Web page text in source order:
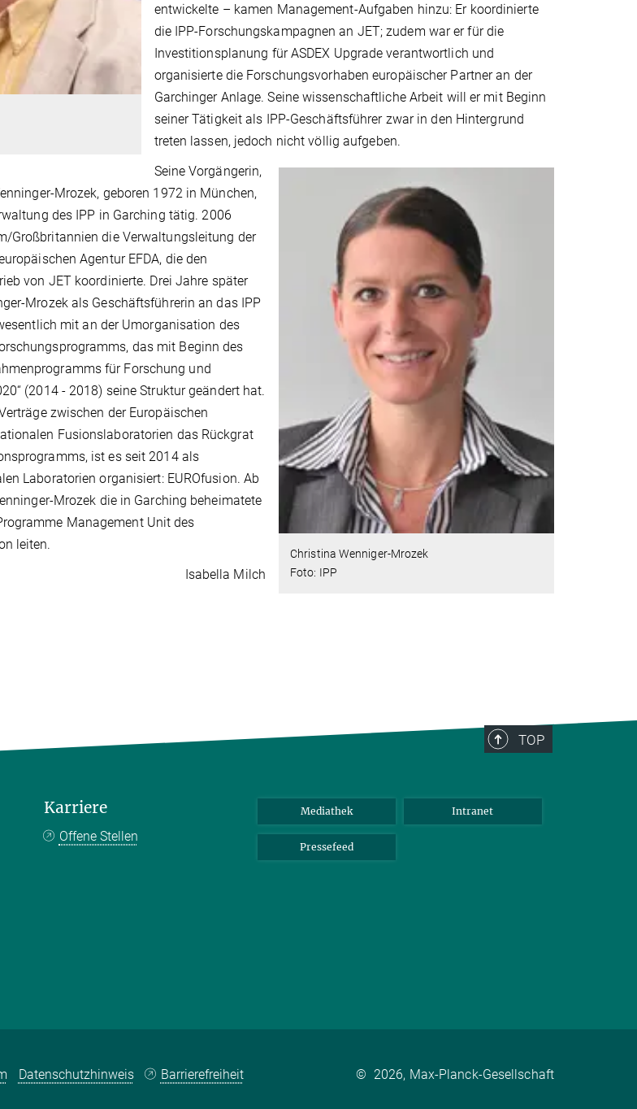
entwickelte – kamen Management-Aufgaben hinzu: Er koordinierte
die IPP-Forschungskampagnen an JET; zudem war er für die
Investitionsplanung für ASDEX Upgrade verantwortlich und
organisierte die Forschungsvorhaben europäischer Partner an der
Garchinger Anlage. Seine wissenschaftliche Arbeit will er mit Beginn
seiner Tätigkeit als IPP-Geschäftsführer zwar in den Hintergrund
treten lassen, jedoch nicht völlig aufgeben.
Christina Wenniger-Mrozek
Foto: IPP
Seine Vorgängerin,
Mrozek, geboren 1972 in München,
des IPP in Garching tätig. 2006
Großbritannien die Verwaltungsleitung der
Agentur EFDA, die den
von JET koordinierte. Drei Jahre später
Mrozek als Geschäftsführerin an das IPP
mit an der Umorganisation des
das mit Beginn des
für Forschung und
(2014 - 2018) seine Struktur geändert hat.
zwischen der Europäischen
Fusionslaboratorien das Rückgrat
ist es seit 2014 als
Laboratorien organisiert: EUROfusion. Ab
Mrozek die in Garching beheimatete
Management Unit des
leiten.
Isabella Milch
TOP
Karriere
Offene Stellen
Mediathek Intranet
Pressefeed
Datenschutzhinweis Barrierefreiheit © 2026, Max-Planck-Gesellschaft